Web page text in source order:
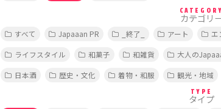
CATEGORY
カテゴリ
すべて Japaaan PR _終了_ アート エ
ライフスタイル
和菓子 和雑貨 大人の
日本酒
歴史・文化 着物・和服 観光・地域
TYPE
タイプ